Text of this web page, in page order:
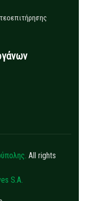
All rights
S.A.